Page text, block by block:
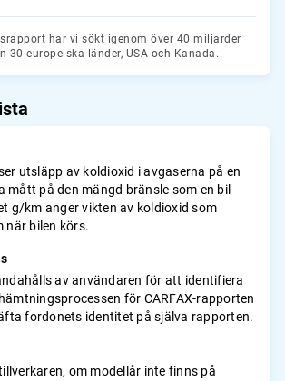
har vi sökt igenom över 40 miljarder
30 europeiska länder, USA och Kanada.
utsläpp av koldioxid i avgaserna på en
mått på den mängd bränsle som en bil
g/km anger vikten av koldioxid som
när bilen körs.
av användaren för att identifiera
för CARFAX-rapporten
fordonets identitet på själva rapporten.
om modellår inte finns på